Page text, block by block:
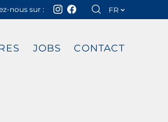
nous sur : FR
JOBS CONTACT